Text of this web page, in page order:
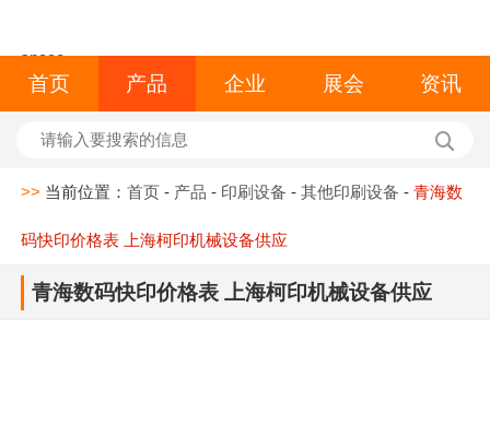
space
首页 产品 企业 展会 资讯
>> 当前位置：首页 - 产品 - 印刷设备 -其他印刷设备 -青海数
码快印价格表 上海柯印机械设备供应
青海数码快印价格表 上海柯印机械设备供应